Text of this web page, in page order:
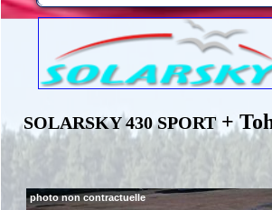
photo non contractuelle
SOLARSKY 430 SPORT+